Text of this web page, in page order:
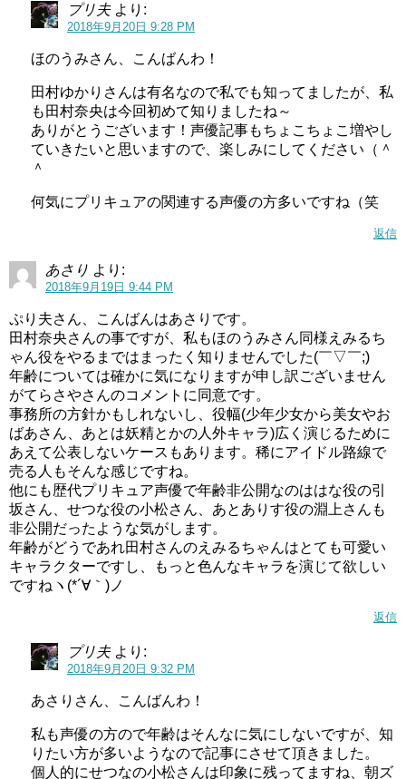
また、ライブでのMCの迷走っぷりや自由さから、「とんち
他にも、ベテラン声優である田村ゆかりさんの方から、フ
ォローやアドバイスをしてあげているそうです。
そんな田村ゆかりさんを、田村奈央さんは、「ゆかりんさ
ん」と呼んで慕っているそうですよ。
微笑ましいですね。
まるで、心配性で暴走しがちな愛崎えみると、冷静なルー
アニメの中だけじゃなく、現実でもえみる＆ルールーコン
ビは健在 のようですね。
関連記事
プリ夫 より:
2018年9月20日 9:28 PM
ほのうみさん、こんばんわ！
田村ゆかりさんは有名なので私でも知ってましたが、私
も田村奈央は今回初めて知りましたね～
ありがとうございます！声優記事もちょこちょこ増やし
ていきたいと思いますので、楽しみにしてください（＾
＾
何気にプリキュアの関連する声優の方多いですね（笑
返信
あさり より:
2018年9月19日 9:44 PM
ぷり夫さん、こんばんはあさりです。
田村奈央さんの事ですが、私もほのうみさん同様えみるち
ゃん役をやるまではまったく知りませんでした(￣▽￣;)
年齢については確かに気になりますが申し訳ございません
がてらさやさんのコメントに同意です。
事務所の方針かもしれないし、役幅(少年少女から美女やお
ばあさん、あとは妖精とかの人外キャラ)広く演じるために
あえて公表しないケースもあります。稀にアイドル路線で
売る人もそんな感じですね。
他にも歴代プリキュア声優で年齢非公開なのははな役の引
坂さん、せつな役の小松さん、あとありす役の淵上さんも
非公開だったような気がします。
年齢がどうであれ田村さんのえみるちゃんはとても可愛い
キャラクターですし、もっと色んなキャラを演じて欲しい
ですねヽ(*´∀｀)ノ
返信
プリ夫 より:
2018年9月20日 9:32 PM
あさりさん、こんばんわ！
私も声優の方ので年齢はそんなに気にしないですが、知
りたい方が多いようなので記事にさせて頂きました。
個人的にせつなの小松さんは印象に残ってますね、朝ズ